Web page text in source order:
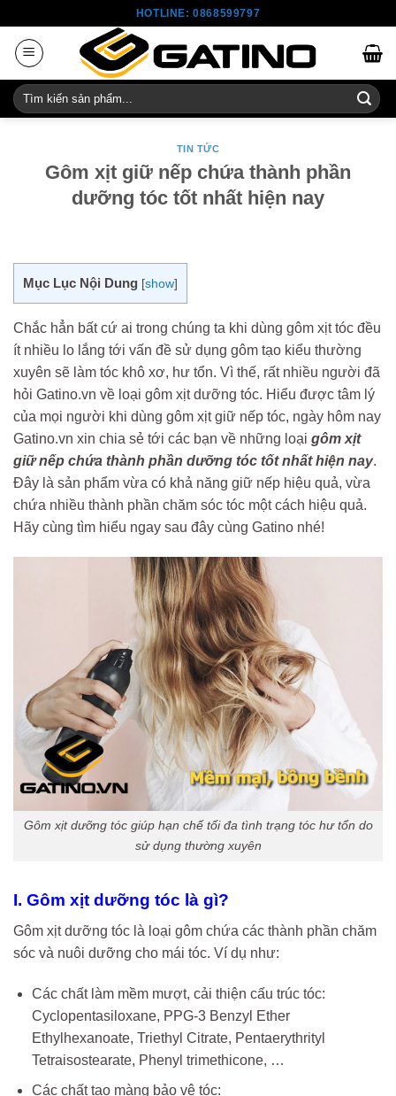
content
HOTLINE: 0868599797
Tìm
kiếm:
TIN TỨC
Gôm xịt giữ nếp chứa thành phần
dưỡng tóc tốt nhất hiện nay
Mục Lục Nội Dung [show]
Chắc hẳn bất cứ ai trong chúng ta khi dùng gôm xịt tóc đều
ít nhiều lo lắng tới vấn đề sử dụng gôm tạo kiểu thường
xuyên sẽ làm tóc khô xơ, hư tổn. Vì thế, rất nhiều người đã
hỏi Gatino.vn về loại gôm xịt dưỡng tóc. Hiểu được tâm lý
của mọi người khi dùng gôm xịt giữ nếp tóc, ngày hôm nay
Gatino.vn xin chia sẻ tới các bạn về những loại gôm xịt
giữ nếp chứa thành phần dưỡng tóc tốt nhất hiện nay.
Đây là sản phẩm vừa có khả năng giữ nếp hiệu quả, vừa
chứa nhiều thành phần chăm sóc tóc một cách hiệu quả.
Hãy cùng tìm hiểu ngay sau đây cùng Gatino nhé!
Gôm xịt dưỡng tóc giúp hạn chế tối đa tình trạng tóc hư tổn do
sử dụng thường xuyên
I. Gôm xịt dưỡng tóc là gì?
Gôm xịt dưỡng tóc là loại gôm chứa các thành phần chăm
sóc và nuôi dưỡng cho mái tóc. Ví dụ như:
Các chất làm mềm mượt, cải thiện cấu trúc tóc:
Cyclopentasiloxane, PPG-3 Benzyl Ether
Ethylhexanoate, Triethyl Citrate, Pentaerythrityl
Tetraisostearate, Phenyl trimethicone, …
Các chất tạo màng bảo vệ tóc: